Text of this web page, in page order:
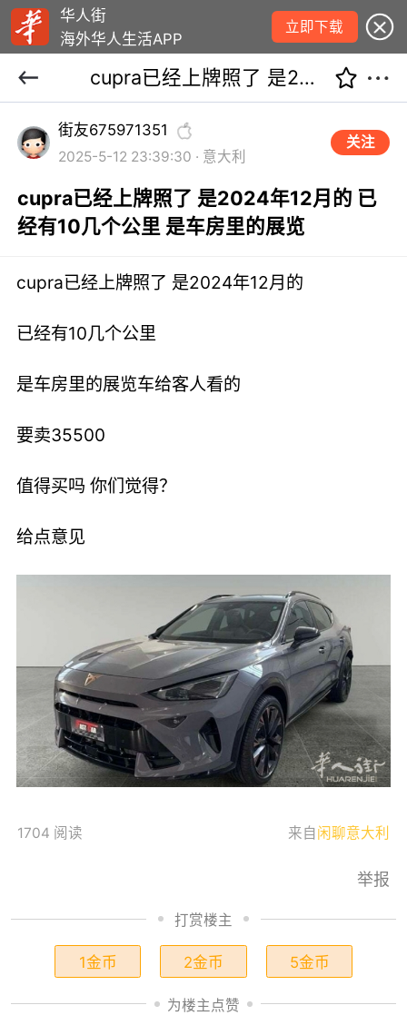
华人街
海外华人生活APP
立即下载
cupra已经上牌照了 是2024年12月的 已经有10几个公里 是车房里的展览
街友675971351
2025-5-12 23:39:30 · 意大利
关注
cupra已经上牌照了 是2024年12月的 已
经有10几个公里 是车房里的展览
cupra已经上牌照了 是2024年12月的
已经有10几个公里
是车房里的展览车给客人看的
要卖35500
值得买吗 你们觉得？
给点意见
1704 阅读 来自 闲聊意大利
举报
打赏楼主
1金币 2金币 5金币
为楼主点赞